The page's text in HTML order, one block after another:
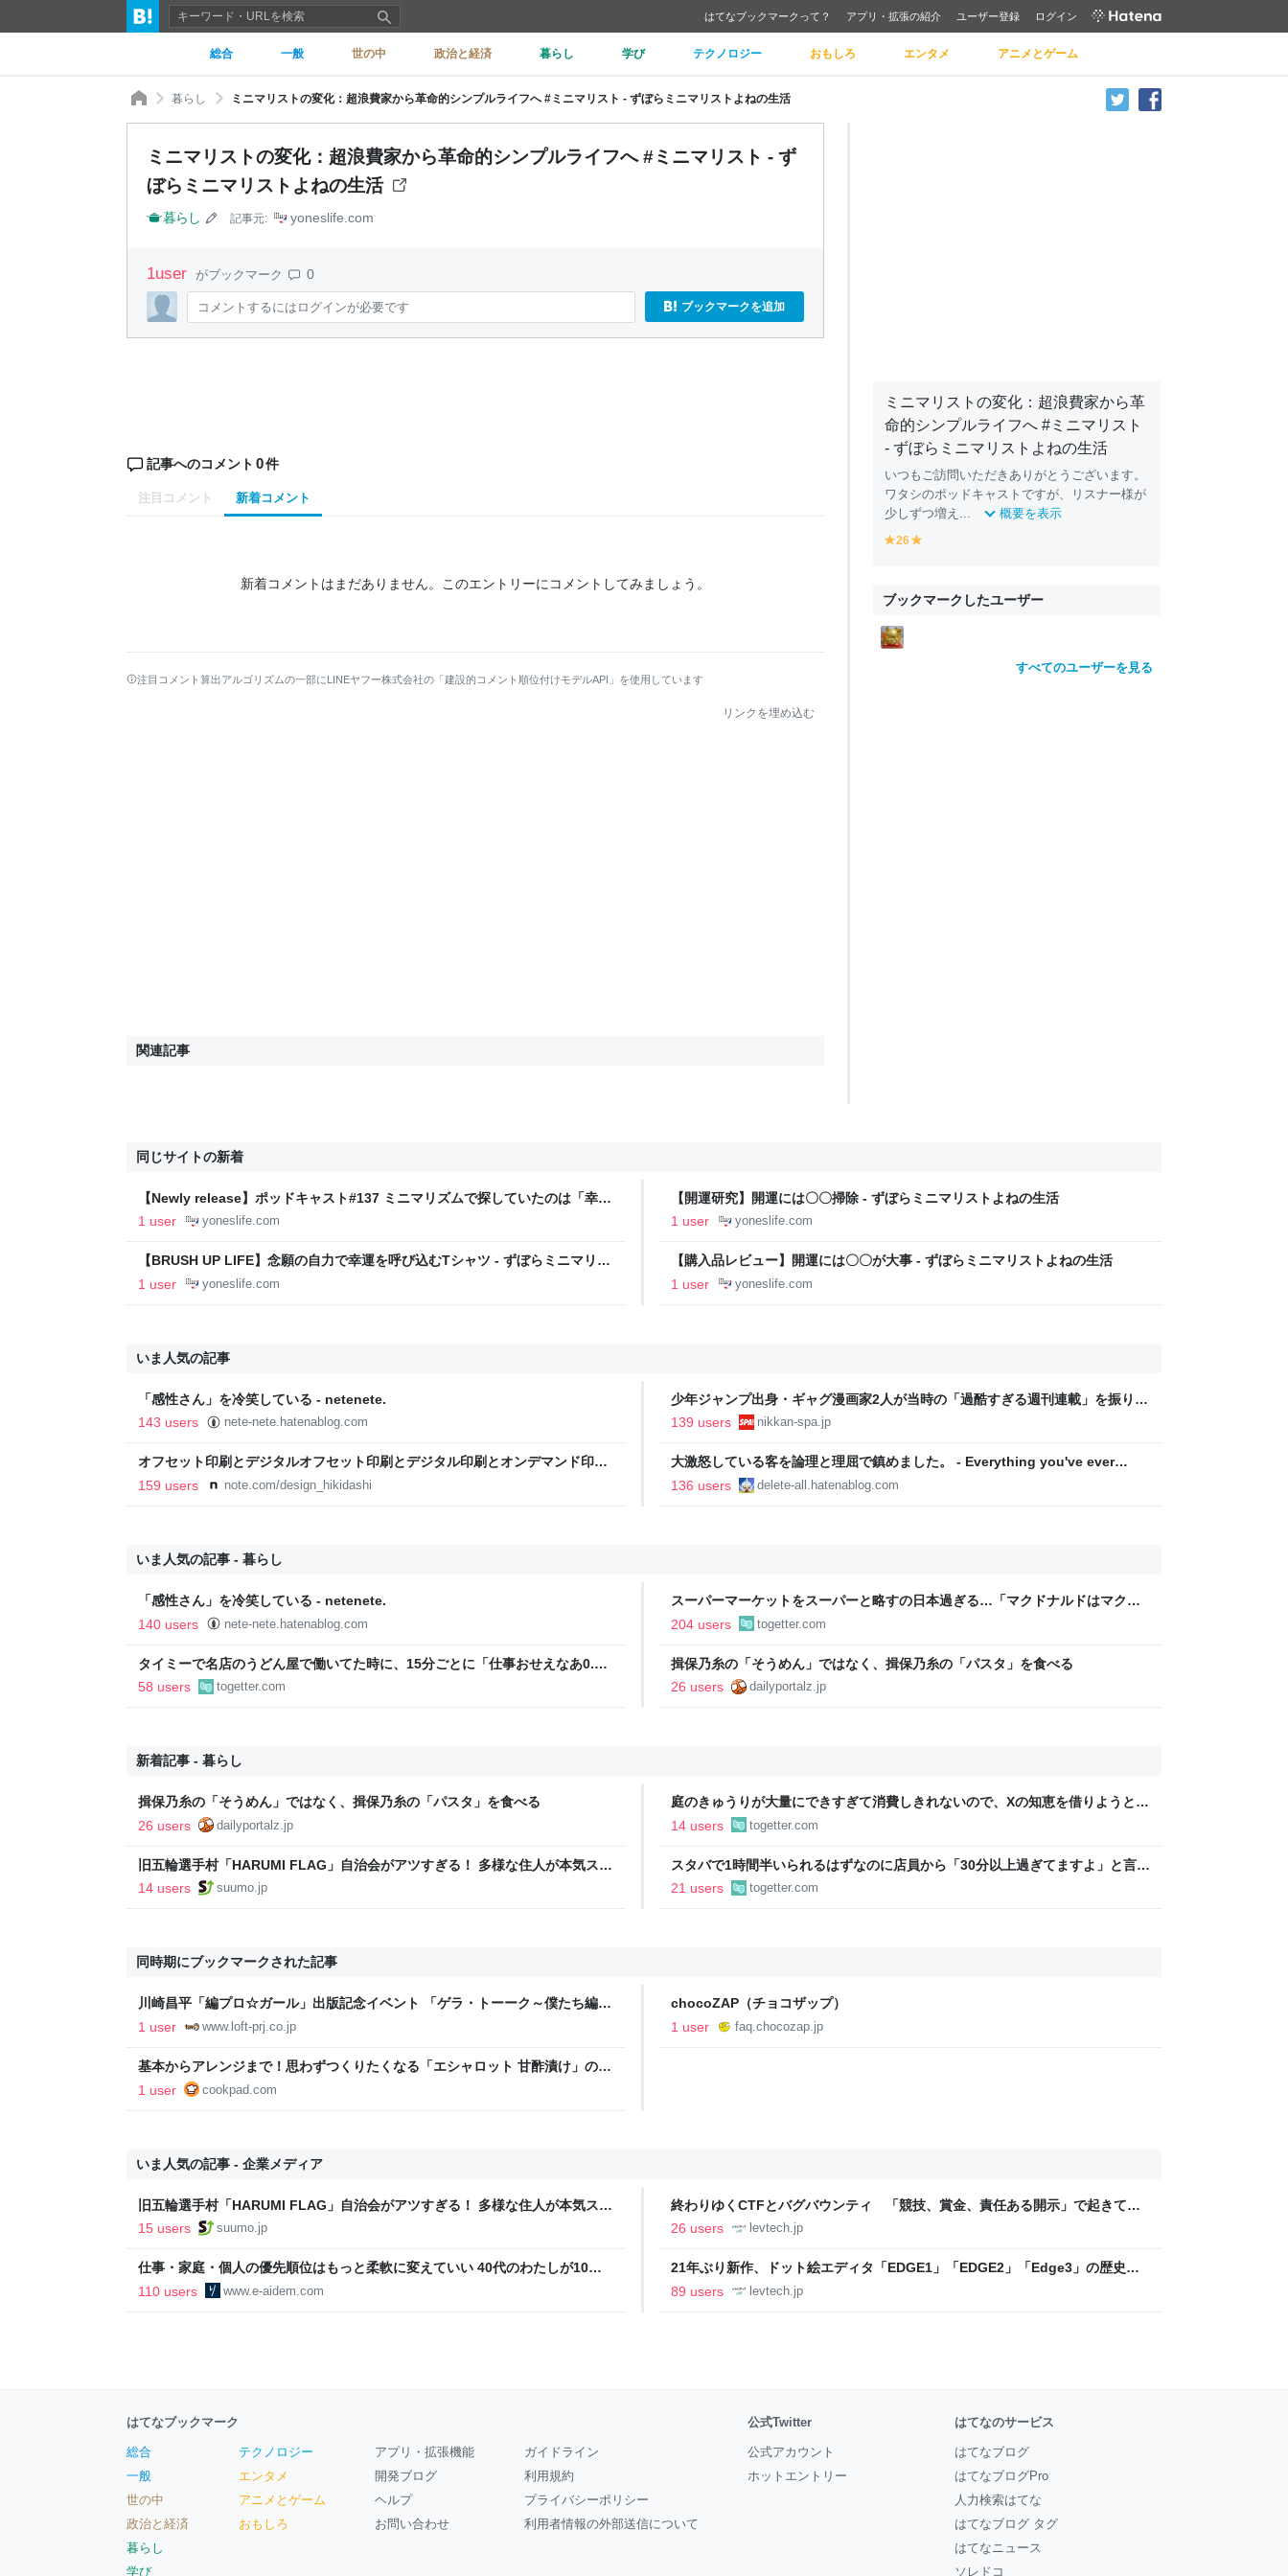
はてなブックマークって？ アプリ・拡張の紹介 ユーザー登録 ログイン
総合 一般 世の中 政治と経済 暮らし 学び テクノロジー おもしろ エンタメ アニメとゲーム
暮らし ミニマリストの変化：超浪費家から革命的シンプルライフへ #ミニマリスト - ずぼらミニマリストよねの生活
ミニマリストの変化：超浪費家から革命的シンプルライフへ #ミニマリスト - ず
ぼらミニマリストよねの生活
暮らし 記事元: yoneslife.com
1user がブックマーク 0
コメントするにはログインが必要です ブックマークを追加
記事へのコメント 0件
注目コメント 新着コメント
新着コメントはまだありません。 このエントリーにコメントしてみましょう。
注目コメント算出アルゴリズムの一部にLINEヤフー株式会社の「建設的コメント順位付けモデルAPI」を使用しています
リンクを埋め込む
関連記事
ミニマリストの変化：超浪費家から革
命的シンプルライフへ #ミニマリスト
- ずぼらミニマリストよねの生活
いつもご訪問いただきありがとうございます。
ワタシのポッドキャストですが、リスナー様が
少しずつ増え...
概要を表示
y
o
w
26
o
w
ブックマークしたユーザー
すべてのユーザーを見る
同じサイトの新着
【Newly release】ポッドキャスト#137 ミニマリズムで探していたのは「幸
せ」ではなかった！？ - ずぼらミニマリストよねの生活
1 user yoneslife.com
【開運研究】開運には〇〇掃除 - ずぼらミニマリストよねの生活
1 user
yoneslife.com
【BRUSH UP LIFE】念願の自力で幸運を呼び込むTシャツ - ずぼらミニマリス
トよねの生活
1 user yoneslife.com
【購入品レビュー】開運には〇〇が大事 - ずぼらミニマリストよねの生活
1 user
yoneslife.com
いま人気の記事
「感性さん」を冷笑している - netenete.
143 users
nete-nete.hatenablog.com
少年ジャンプ出身・ギャグ漫画家2人が当時の「過酷すぎる週刊連載」を振り返
る。「ヘルニアで入院しても原稿は落とさない」ストイックな舞台裏 | 日刊
139 users nikkan-spa.jp
オフセット印刷とデジタルオフセット印刷とデジタル印刷とオンデマンド印刷
と。｜デザインのひきだし 津田淳子
159 users note.com/design_hikidashi
大激怒している客を論理と理屈で鎮めました。 - Everything you've ever
Dreamed
136 users delete-all.hatenablog.com
いま人気の記事 - 暮らし
「感性さん」を冷笑している - netenete.
140 users
nete-nete.hatenablog.com
スーパーマーケットをスーパーと略すの日本過ぎる…「マクドナルドはマクド
であるべき」「海外でもある」など
204 users togetter.com
タイミーで名店のうどん屋で働いてた時に、15分ごとに「仕事おせえなあ0.5
秒で一皿洗えねーと金払わねーぞw」「存在がうぜえんだよ早く消えろ」と耳
元で囁かれた話
58 users togetter.com
揖保乃糸の「そうめん」ではなく、揖保乃糸の「パスタ」を食べる
26 users
dailyportalz.jp
新着記事 - 暮らし
揖保乃糸の「そうめん」ではなく、揖保乃糸の「パスタ」を食べる
26 users
dailyportalz.jp
庭のきゅうりが大量にできすぎて消費しきれないので、Xの知恵を借りようと
「きゅうりレシピ」をたくさん集めることにした
14 users togetter.com
旧五輪選手村「HARUMI FLAG」自治会がアツすぎる！ 多様な住人が本気スキ
ルで挑む、盆踊り2万人集客や交通改善など“街の価値向上”戦略 東京・中央
14 users suumo.jp
スタバで1時間半いられるはずなのに店員から「30分以上過ぎてますよ」と言わ
れて確認したが、レシートの時刻と時間制限カードの時刻の差が13秒しかない
21 users togetter.com
同時期にブックマークされた記事
川崎昌平「編プロ☆ガール」出版記念イベント 「ゲラ・トーーク～僕たち編プ
ロ出身の編集者です！～」 - LOFT PROJECT
1 user www.loft-prj.co.jp
chocoZAP（チョコザップ）
1 user
faq.chocozap.jp
基本からアレンジまで！思わずつくりたくなる「エシャロット 甘酢漬け」のレ
シピ集
1 user cookpad.com
いま人気の記事 - 企業メディア
旧五輪選手村「HARUMI FLAG」自治会がアツすぎる！ 多様な住人が本気スキ
ルで挑む、盆踊り2万人集客や交通改善など“街の価値向上”戦略 東京・中央
15 users suumo.jp
終わりゆくCTFとバグバウンティ 「競技、賞金、責任ある開示」で起きてい
ること【フォーカス】 - レバテックLAB
26 users levtech.jp
仕事・家庭・個人の優先順位はもっと柔軟に変えていい 40代のわたしが10年
後の自分に伝えたいこと - りっすん by イーアイデム
110 users www.e-aidem.com
21年ぶり新作、ドット絵エディタ「EDGE1」「EDGE2」「Edge3」の歴史に
ついて作者に聞く【フォーカス】 - レバテックLAB
89 users levtech.jp
はてなブックマーク
総合
一般
世の中
政治と経済
暮らし
学び
テクノロジー
エンタメ
アニメとゲーム
おもしろ
アプリ・拡張機能
開発ブログ
ヘルプ
お問い合わせ
ガイドライン
利用規約
プライバシーポリシー
利用者情報の外部送信について
公式Twitter
公式アカウント
ホットエントリー
はてなのサービス
はてなブログ
はてなブログPro
人力検索はてな
はてなブログ タグ
はてなニュース
ソレドコ